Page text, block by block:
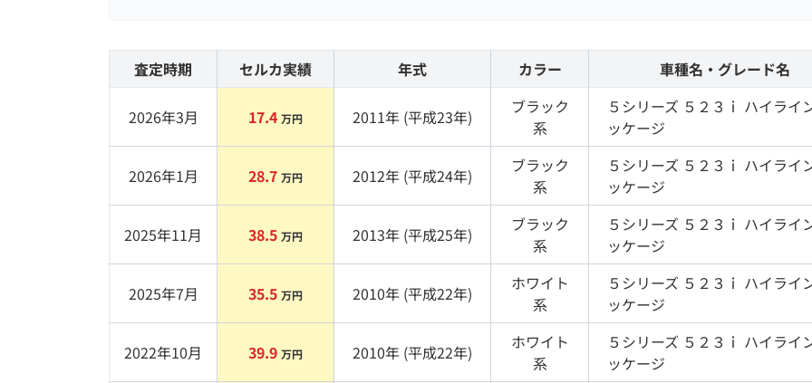
査定時期 セルカ実績 年式 カラー 車種名・グレード名
2026年3月 17.4 万円 2011年 (平成23年)
ブラック
系
５シリーズ ５２３ｉ ハイライ
ッケージ
2026年1月 28.7 万円 2012年 (平成24年)
ブラック
系
５シリーズ ５２３ｉ ハイライ
ッケージ
2025年11月 38.5 万円 2013年 (平成25年)
ブラック
系
５シリーズ ５２３ｉ ハイライ
ッケージ
2025年7月 35.5 万円 2010年 (平成22年)
ホワイト
系
５シリーズ ５２３ｉ ハイライ
ッケージ
2022年10月 39.9 万円 2010年 (平成22年)
ホワイト
系
５シリーズ ５２３ｉ ハイライ
ッケージ